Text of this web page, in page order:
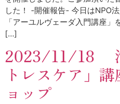
した！ -開催報告- 今日はNPO
「アーユルヴェーダ入門講座」
[…]
2023/11/18
トレスケア」
ョップ